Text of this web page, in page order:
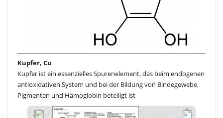
Kupfer, Cu
Kupfer ist ein essenzielles Spurenelement, das beim endogenen
antioxidativen System und bei der Bildung von Bindegewebe,
Pigmenten und Hämoglobin beteiligt ist